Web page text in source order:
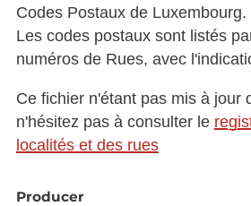
Codes Postaux de Luxembourg.
Les codes postaux sont listés
numéros de Rues, avec
Ce fichier n'étant pas mis à jour
n'hésitez pas à consulter le
localités et des rues
Producer